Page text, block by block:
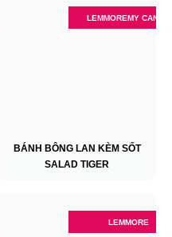
LEMMOREMY CANDY
BÁNH BÔNG LAN KÈM SỐT
SALAD TIGER
LEMMORE